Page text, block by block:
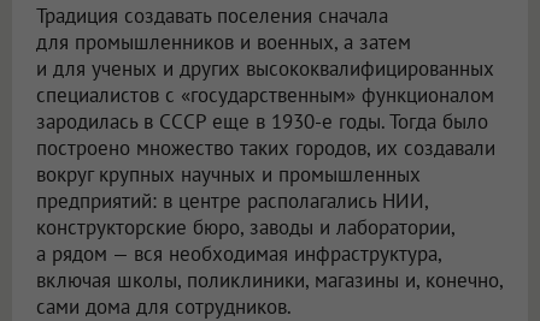
Традиция создавать поселения сначала
для промышленников и военных, а затем
и для ученых и других высококвалифицированных
специалистов с «государственным» функционалом
зародилась в СССР еще в 1930-е годы. Тогда было
построено множество таких городов, их создавали
вокруг крупных научных и промышленных
предприятий: в центре располагались НИИ,
конструкторские бюро, заводы и лаборатории,
а рядом — вся необходимая инфраструктура,
включая школы, поликлиники, магазины и, конечно,
сами дома для сотрудников.